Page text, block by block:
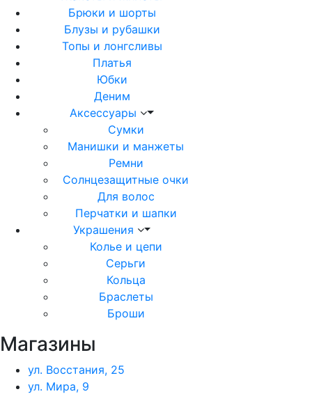
Брюки и шорты
Блузы и рубашки
Топы и лонгсливы
Платья
Юбки
Деним
Аксессуары
Сумки
Манишки и манжеты
Ремни
Солнцезащитные очки
Для волос
Перчатки и шапки
Украшения
Колье и цепи
Серьги
Кольца
Браслеты
Броши
Магазины
ул. Восстания, 25
ул. Мира, 9